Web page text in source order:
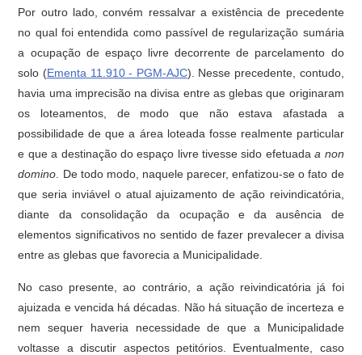
Por outro lado, convém ressalvar a existência de precedente
no qual foi entendida como passível de regularização sumária
a ocupação de espaço livre decorrente de parcelamento do
solo (Ementa 11.910 - PGM-AJC). Nesse precedente, contudo,
havia uma imprecisão na divisa entre as glebas que originaram
os loteamentos, de modo que não estava afastada a
possibilidade de que a área loteada fosse realmente particular
e que a destinação do espaço livre tivesse sido efetuadaa non
domino . De todo modo, naquele parecer, enfatizou-se o fato de
que seria inviável o atual ajuizamento de ação reivindicatória,
diante da consolidação da ocupação e da ausência de
elementos significativos no sentido de fazer prevalecer a divisa
entre as glebas que favorecia a Municipalidade.
No caso presente, ao contrário, a ação reivindicatória já foi
ajuizada e vencida há décadas. Não há situação de incerteza e
nem sequer haveria necessidade de que a Municipalidade
voltasse a discutir aspectos petitórios. Eventualmente, caso